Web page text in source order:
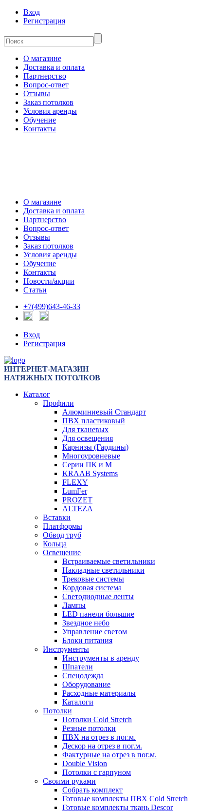
Вход
Регистрация
О магазине
Доставка и оплата
Партнерство
Вопрос-ответ
Отзывы
Заказ потолков
Условия аренды
Обучение
Контакты
О магазине
Доставка и оплата
Партнерство
Вопрос-ответ
Отзывы
Заказ потолков
Условия аренды
Обучение
Контакты
Новости/акции
Статьи
+7(499)643-46-33
Вход
Регистрация
ИНТЕРНЕТ-МАГАЗИН
НАТЯЖНЫХ ПОТОЛКОВ
Каталог
Профили
Алюминиевый Стандарт
ПВХ пластиковый
Для тканевых
Для освещения
Карнизы (Гардины)
Многоуровневые
Серии ПК и М
KRAAB Systems
FLEXY
LumFer
PROZET
ALTEZA
Вставки
Платформы
Обвод труб
Кольца
Освещение
Встраиваемые светильники
Накладные светильники
Трековые системы
Кордовая система
Светодиодные ленты
Лампы
LED панели большие
Звездное небо
Управление светом
Блоки питания
Инструменты
Инструменты в аренду
Шпатели
Спецодежда
Оборудование
Расходные материалы
Каталоги
Потолки
Потолки Cold Stretch
Резные потолки
ПВХ на отрез в пог.м.
Дескор на отрез в пог.м.
Фактурные на отрез в пог.м.
Double Vision
Потолки с гарпуном
Своими руками
Собрать комплект
Готовые комплекты ПВХ Cold Stretch
Готовые комплекты ткань Descor